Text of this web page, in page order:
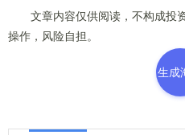
文章内容仅供阅读，不构成投
操作，风险自担。
生成